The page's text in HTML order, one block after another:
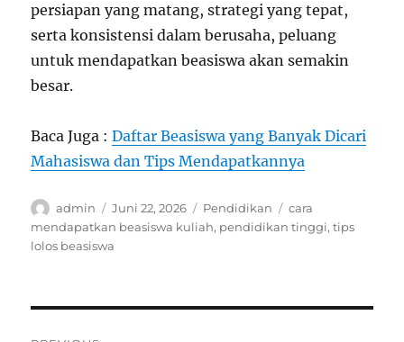
persiapan yang matang, strategi yang tepat,
serta konsistensi dalam berusaha, peluang
untuk mendapatkan beasiswa akan semakin
besar.
Baca Juga :Daftar Beasiswa yang Banyak Dicari
Mahasiswa dan Tips Mendapatkannya
Author
admin
Posted
on
Juni 22, 2026 Categories
Pendidikan Tags
cara
mendapatkan beasiswa kuliah, pendidikan tinggi,tips
lolos beasiswa